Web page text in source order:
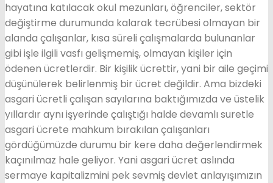
hayatına katılacak okul mezunları, öğrenciler, sektör
değiştirme durumunda kalarak tecrübesi olmayan bir
alanda çalışanlar, kısa süreli çalışmalarda bulunanlar
gibi işle ilgili vasfı gelişmemiş, olmayan kişiler için
ödenen ücretlerdir. Bir kişilik ücrettir, yani bir aile geçimi
düşünülerek belirlenmiş bir ücret değildir. Ama bizdeki
asgari ücretli çalışan sayılarına baktığımızda ve üstelik
yıllardır aynı işyerinde çalıştığı halde devamlı suretle
asgari ücrete mahkum bırakılan çalışanları
gördüğümüzde durumu bir kere daha değerlendirmek
kaçınılmaz hale geliyor. Yani asgari ücret aslında
sermaye kapitalizmini pek sevmiş devlet anlayışımızın